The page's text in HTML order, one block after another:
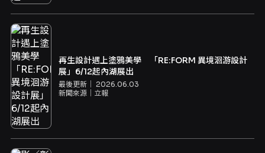
再生設計遇上塗鴉美學 「RE:FORM 異境洄游設計
展」6/12起內湖展出
最後更新｜ 2026.06.03
新聞來源｜ 立報